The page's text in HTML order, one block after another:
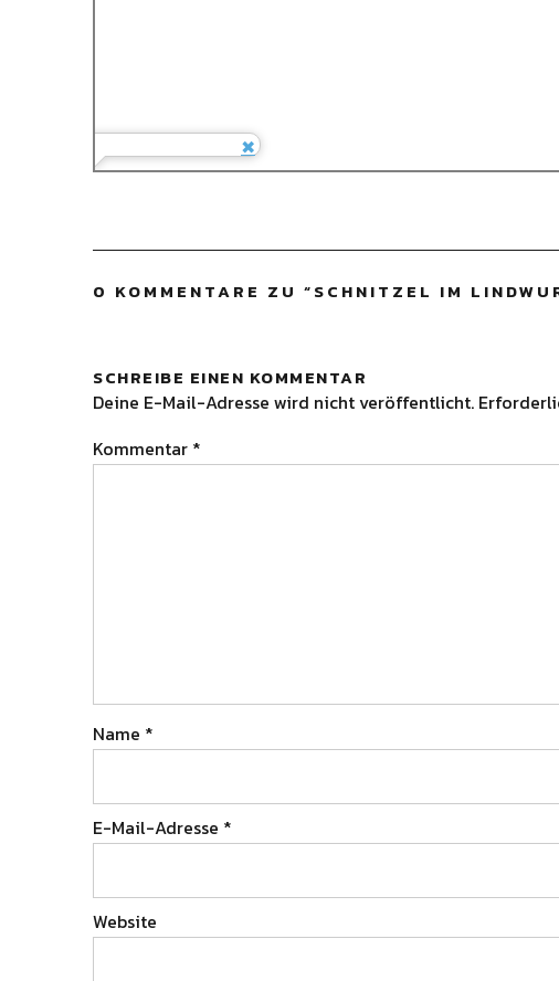
0 KOMMENTARE ZU “SCHNITZEL IM
SCHREIBE EINEN KOMMENTAR
Deine E-Mail-Adresse wird nicht veröffentlicht.
Kommentar *
Name *
E-Mail-Adresse *
Website